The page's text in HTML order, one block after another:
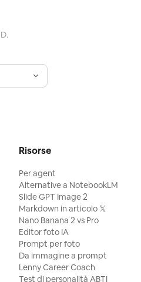
Risorse
Per agent
Alternative a NotebookLM
Slide GPT Image 2
Markdown in articolo 𝕏
Nano Banana 2 vs Pro
Editor foto IA
Prompt per foto
Da immagine a prompt
Lenny Career Coach
Test di personalità ABTI